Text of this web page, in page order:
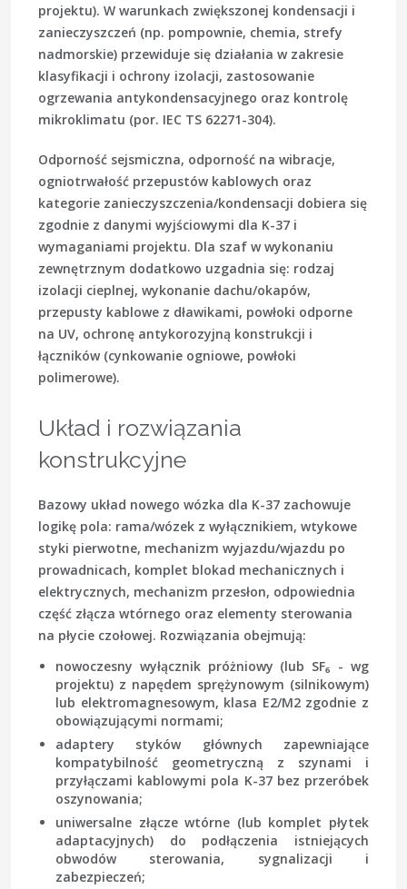
projektu). W warunkach zwiększonej kondensacji i
zanieczyszczeń (np. pompownie, chemia, strefy
nadmorskie) przewiduje się działania w zakresie
klasyfikacji i ochrony izolacji, zastosowanie
ogrzewania antykondensacyjnego oraz kontrolę
mikroklimatu (por. IEC TS 62271-304).
Odporność sejsmiczna, odporność na wibracje,
ogniotrwałość przepustów kablowych oraz
kategorie zanieczyszczenia/kondensacji dobiera się
zgodnie z danymi wyjściowymi dla K-37 i
wymaganiami projektu. Dla szaf w wykonaniu
zewnętrznym dodatkowo uzgadnia się: rodzaj
izolacji cieplnej, wykonanie dachu/okapów,
przepusty kablowe z dławikami, powłoki odporne
na UV, ochronę antykorozyjną konstrukcji i
łączników (cynkowanie ogniowe, powłoki
polimerowe).
Układ i rozwiązania
konstrukcyjne
Bazowy układ nowego wózka dla K-37 zachowuje
logikę pola: rama/wózek z wyłącznikiem, wtykowe
styki pierwotne, mechanizm wyjazdu/wjazdu po
prowadnicach, komplet blokad mechanicznych i
elektrycznych, mechanizm przesłon, odpowiednia
część złącza wtórnego oraz elementy sterowania
na płycie czołowej. Rozwiązania obejmują:
nowoczesny wyłącznik próżniowy (lub SF₆ - wg
projektu) z napędem sprężynowym (silnikowym)
lub elektromagnesowym, klasa E2/M2 zgodnie z
obowiązującymi normami;
adaptery styków głównych zapewniające
kompatybilność geometryczną z szynami i
przyłączami kablowymi pola K-37 bez przeróbek
oszynowania;
uniwersalne złącze wtórne (lub komplet płytek
adaptacyjnych) do podłączenia istniejących
obwodów sterowania, sygnalizacji i
zabezpieczeń;